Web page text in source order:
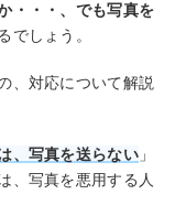
・・・、でも写真を
でしょう。
、対応について解説
、写真を送らない」
、写真を悪用する人